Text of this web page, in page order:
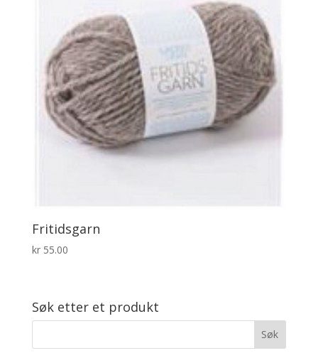
Fritidsgarn
kr55.00
Søk etter et produkt